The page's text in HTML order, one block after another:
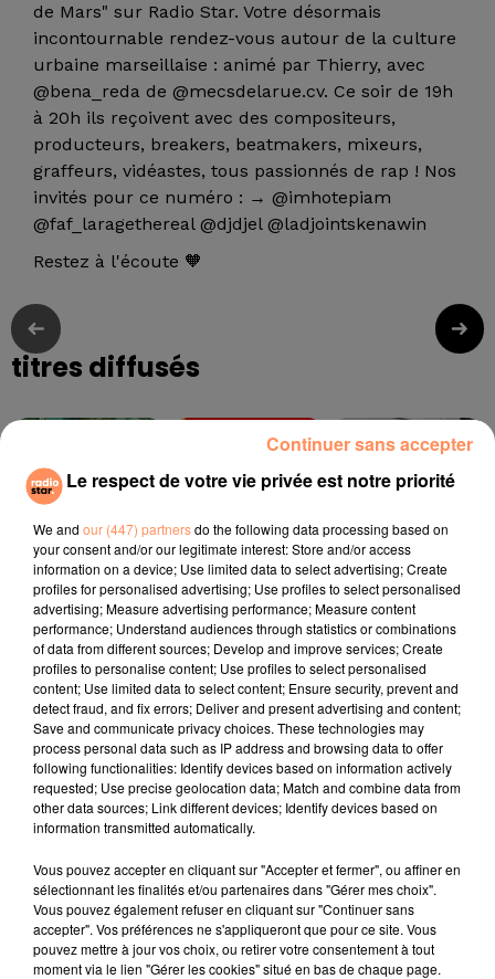
de Mars" sur Radio Star. Votre désormais
incontournable rendez-vous autour de la culture
urbaine marseillaise : animé par Thierry, avec
@bena_reda de @mecsdelarue.cv. Ce soir de 19h
à 20h ils reçoivent avec des compositeurs,
producteurs, breakers, beatmakers, mixeurs,
graffeurs, vidéastes, tous passionnés de rap ! Nos
invités pour ce numéro : → @imhotepiam
@faf_laragethereal @djdjel @ladjointskenawin
Restez à l'écoute 🧡
titres diffusés
TAYLOR SWIFT
Opalite
GALA
Freed From Desire
8h03
8h03
ZAHO, MC SOLAAR
Comme Caroline
l'horoscope
Bélier Taureau Gémeaux
Le respect de votre vie privée est notre priorité
We and our (447) partnersdo the following data processing based on
your consent and/or our legitimate interest: Store and/or access
information on a device; Use limited data to select advertising; Create
profiles for personalised advertising; Use profiles to select personalised
advertising; Measure advertising performance; Measure content
performance; Understand audiences through statistics or combinations
of data from different sources; Develop and improve services; Create
profiles to personalise content; Use profiles to select personalised
content; Use limited data to select content; Ensure security, prevent and
detect fraud, and fix errors; Deliver and present advertising and content;
Save and communicate privacy choices. These technologies may
process personal data such as IP address and browsing data to offer
following functionalities: Identify devices based on information actively
requested; Use precise geolocation data; Match and combine data from
other data sources; Link different devices; Identify devices based on
information transmitted automatically.
Vous pouvez accepter en cliquant sur "Accepter et fermer", ou affiner en
sélectionnant les finalités et/ou partenaires dans "Gérer mes choix".
Vous pouvez également refuser en cliquant sur "Continuer sans
accepter". Vos préférences ne s'appliqueront que pour ce site. Vous
pouvez mettre à jour vos choix, ou retirer votre consentement à tout
moment via le lien "Gérer les cookies" situé en bas de chaque page.
Continuer sans accepter